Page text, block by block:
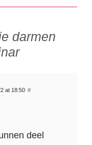
darmen
at 18:50 #
deel